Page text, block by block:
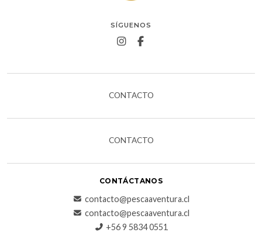
SÍGUENOS
CONTACTO
CONTACTO
CONTÁCTANOS
contacto@pescaaventura.cl
contacto@pescaaventura.cl
+56 9 5834 0551